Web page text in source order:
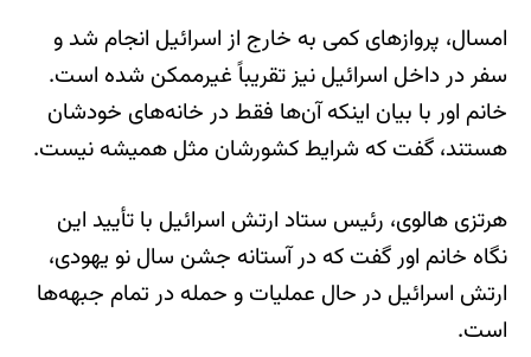
امسال، پروازهای کمی به خارج از اسرائیل انجام شد و
سفر در داخل اسرائیل نیز تقریباً غیرممکن شده است.
خانم اور با بیان اینکه آن‌ها فقط در خانه‌های خودشان
هستند، گفت که شرایط کشورشان مثل همیشه نیست.
هرتزی هالوی، رئیس ستاد ارتش اسرائیل با تأیید این
نگاه خانم اور گفت که در آستانه جشن سال نو یهودی،
ارتش اسرائیل در حال عملیات و حمله در تمام جبهه‌ها
است.